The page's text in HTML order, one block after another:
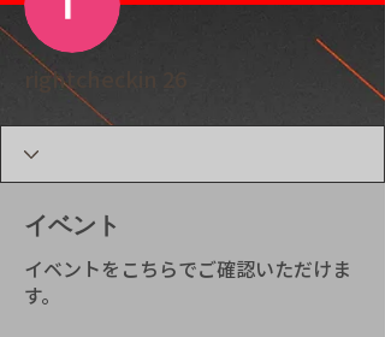
rightcheckin 26
イベント
イベントをこちらでご確認いただけま
す。